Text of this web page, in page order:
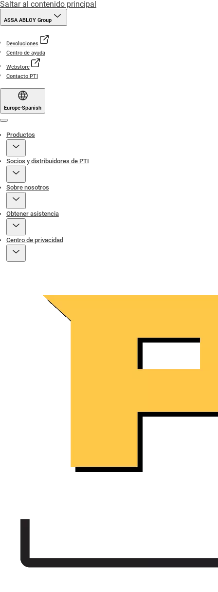
Saltar al contenido principal
ASSA ABLOY Group
Devoluciones
Centro de ayuda
Webstore
Contacto PTI
Europe·Spanish
Productos
Socios y distribuidores de PTI
Sobre nosotros
Obtener asistencia
Centro de privacidad